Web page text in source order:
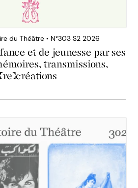
du Théâtre • N°303 S2 2026
et de jeunesse par ses
transmissions,
(re)créations